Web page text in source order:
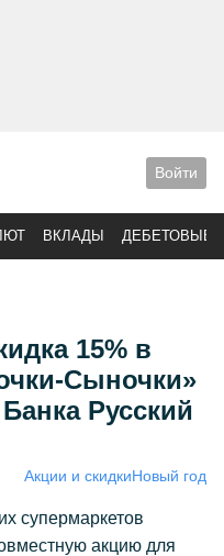
Войти
ВКЛАДЫ ДЕБЕТОВЫЕ
15% в
Сыночки»
Русский
Акции и скидкиНовый год
супермаркетов
акцию для